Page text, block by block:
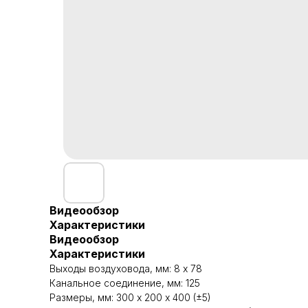
Видеообзор
Характеристики
Видеообзор
Характеристики
Выходы воздуховода, мм: 8 х 78
Канальное соединение, мм: 125
Размеры, мм: 300 х 200 х 400 (±5)